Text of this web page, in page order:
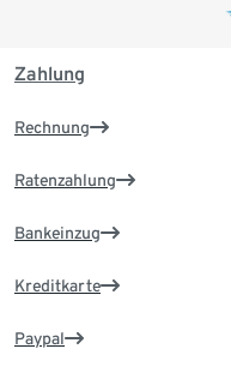
Zahlung
Rechnung
Ratenzahlung
Bankeinzug
Kreditkarte
Paypal